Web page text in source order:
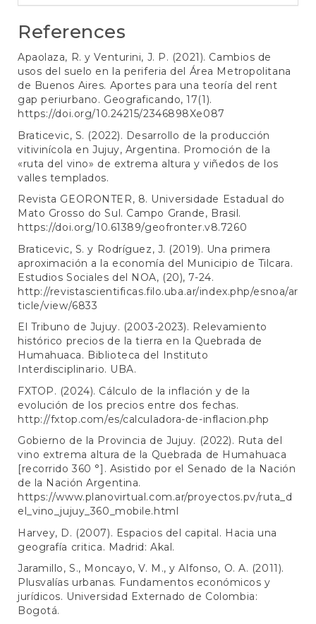
References
Apaolaza, R. y Venturini, J. P. (2021). Cambios de
usos del suelo en la periferia del Área Metropolitana
de Buenos Aires. Aportes para una teoría del rent
gap periurbano. Geograficando, 17(1).
https://doi.org/10.24215/2346898Xe087
Braticevic, S. (2022). Desarrollo de la producción
vitivinícola en Jujuy, Argentina. Promoción de la
«ruta del vino» de extrema altura y viñedos de los
valles templados.
Revista GEORONTER, 8. Universidade Estadual do
Mato Grosso do Sul. Campo Grande, Brasil.
https://doi.org/10.61389/geofronter.v8.7260
Braticevic, S. y Rodríguez, J. (2019). Una primera
aproximación a la economía del Municipio de Tilcara.
Estudios Sociales del NOA, (20), 7-24.
http://revistascientificas.filo.uba.ar/index.php/esnoa/ar
ticle/view/6833
El Tribuno de Jujuy. (2003-2023). Relevamiento
histórico precios de la tierra en la Quebrada de
Humahuaca. Biblioteca del Instituto
Interdisciplinario. UBA.
FXTOP. (2024). Cálculo de la inflación y de la
evolución de los precios entre dos fechas.
http://fxtop.com/es/calculadora-de-inflacion.php
Gobierno de la Provincia de Jujuy. (2022). Ruta del
vino extrema altura de la Quebrada de Humahuaca
[recorrido 360 °]. Asistido por el Senado de la Nación
de la Nación Argentina.
https://www.planovirtual.com.ar/proyectos.pv/ruta_d
el_vino_jujuy_360_mobile.html
Harvey, D. (2007). Espacios del capital. Hacia una
geografía critica. Madrid: Akal.
Jaramillo, S., Moncayo, V. M., y Alfonso, O. A. (2011).
Plusvalías urbanas. Fundamentos económicos y
jurídicos. Universidad Externado de Colombia:
Bogotá.